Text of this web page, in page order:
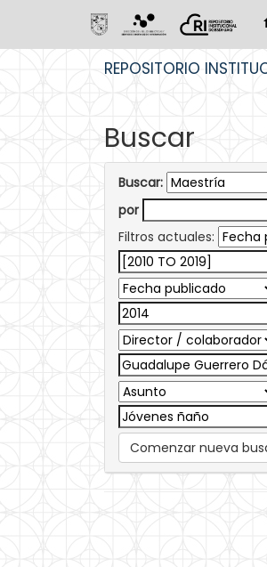
REPOSITORIO
Buscar
Buscar:
por
Filtros actuales:
Comenzar nueva